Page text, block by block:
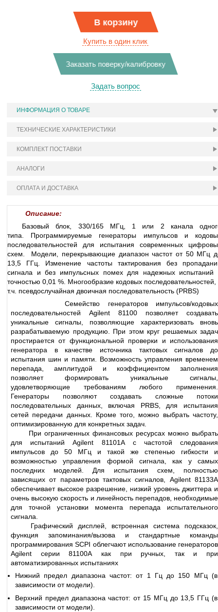
В корзину
Купить в один клик
Заказать поверку/калибровку
Задать вопрос
ИНФОРМАЦИЯ О ТОВАРЕ
ТЕХНИЧЕСКИЕ ХАРАКТЕРИСТИКИ
КОМПЛЕКТ ПОСТАВКИ
АНАЛОГИ
ОПЛАТА И ДОСТАВКА
Описание:
Базовый блок, 330/165 МГц, 1 или 2 канала
типа. Программируемые генераторы импульсов и
последовательностей для испытания современных
схем.
Модели, перекрывающие диапазон частот от 50 МГц
13,5 ГГц. Изменение частоты тактирования без
сигнала и без импульсных помех для надежных испытаний
точностью 0,01 %. Многообразие кодовых последовательностей,
т.ч. псевдослучайная двоичная последовательность (PRBS)
Семейство генераторов импульсов/кодовых
последовательностей Agilent 81100 позволяет создавать
уникальные сигналы, позволяющие характеризовать вновь
разрабатываемую продукцию. При этом круг решаемых задач
простирается от функциональной проверки и использования
генератора в качестве источника тактовых сигналов до
испытания шин и памяти. Возможность управления временем
перепада, амплитудой и коэффициентом заполнения
позволяет формировать уникальные сигналы,
удовлетворяющие требованиям любого применения.
Генераторы позволяют создавать сложные потоки
последовательных данных, включая PRBS, для испытания
сетей передачи данных. Кроме того, можно выбрать частоту,
оптимизированную для конкретных задач.
При ограниченных финансовых ресурсах можно выбрать
для испытаний Agilent 81101А с частотой следования
импульсов до 50 МГц и такой же степенью гибкости и
возможностью управления формой сигнала, как у самых
последних моделей. Для испытания схем, полностью
зависящих от параметров тактовых сигналов, Agilent 81133А
обеспечивает высокое разрешение, низкий уровень джиттера и
очень высокую скорость и линейность перепадов, необходимые
для точной установки момента перепада испытательного
сигнала.
Графический дисплей, встроенная система подсказок,
функция запоминания/вызова и стандартные команды
программирования SСPI облегчают использование генераторов
Agilent серии 81100А как при ручных, так и при
автоматизированных испытаниях
Нижний предел диапазона частот: от 1 Гц до 150 МГц (в
зависимости от модели).
Верхний предел диапазона частот: от 15 МГц до 13,5 ГГц (в
зависимости от модели).